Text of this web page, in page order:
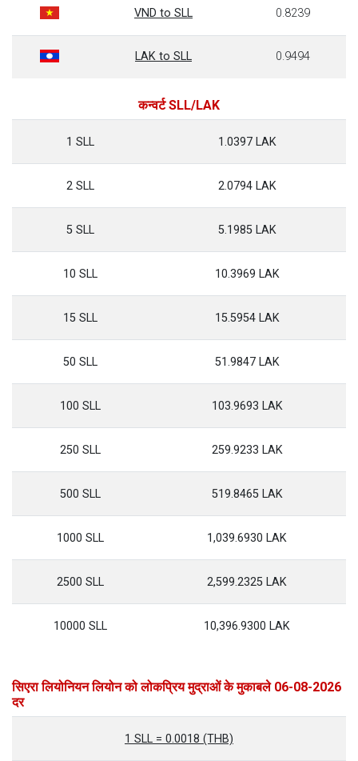
VND to SLL 0.8239
LAK to SLL 0.9494
कन्वर्ट SLL/LAK
1 SLL 1.0397 LAK
2 SLL 2.0794 LAK
5 SLL 5.1985 LAK
10 SLL 10.3969 LAK
15 SLL 15.5954 LAK
50 SLL 51.9847 LAK
100 SLL 103.9693 LAK
250 SLL 259.9233 LAK
500 SLL 519.8465 LAK
1000 SLL 1,039.6930 LAK
2500 SLL 2,599.2325 LAK
10000 SLL 10,396.9300 LAK
सिएरा लियोनियन लियोन को लोकप्रिय मुद्राओं के मुकाबले 06-08-2026
दर
1 SLL = 0.0018 (THB)